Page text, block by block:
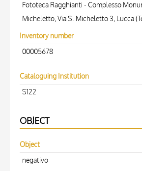
Fototeca Ragghianti - Complesso
Micheletto, Via S. Micheletto 3, Lucca
Inventory number
00005678
Cataloguing Institution
S122
OBJECT
Object
negativo